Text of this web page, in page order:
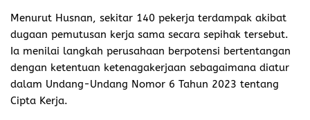
Menurut Husnan, sekitar 140 pekerja terdampak akibat
dugaan pemutusan kerja sama secara sepihak tersebut.
Ia menilai langkah perusahaan berpotensi bertentangan
dengan ketentuan ketenagakerjaan sebagaimana diatur
dalam Undang-Undang Nomor 6 Tahun 2023 tentang
Cipta Kerja.